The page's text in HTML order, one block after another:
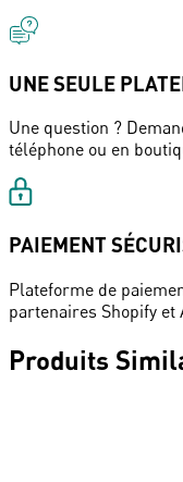
UNE SEULE
Une question ?
téléphone ou en
PAIEMENT
Plateforme de
partenaires Shopify et
Produits